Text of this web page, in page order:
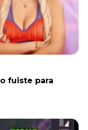
fuiste para